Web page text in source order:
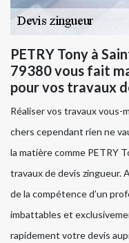
PETRY Tony à
79380 vous fait
pour vos travaux
Réaliser vos travaux vous-
chers cependant rien ne
la matière comme PETRY
travaux de devis zingueur.
de la compétence d’un
imbattables et
rapidement votre devis